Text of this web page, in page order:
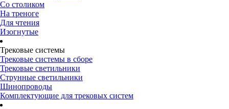
Со столиком
На треноге
Для чтения
Изогнутые
Трековые системы
Трековые системы в сборе
Трековые светильники
Струнные светильники
Шинопроводы
Комплектующие для трековых систем